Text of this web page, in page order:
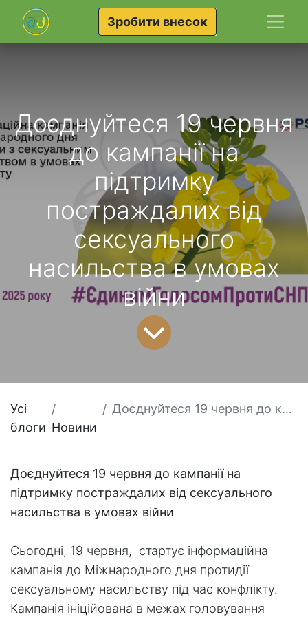
Зробити внесок
Доєднуйтеся 19 червня
до кампанії на
підтримку
постраждалих від
сексуального
насильства в умовах
війни
Усі
блоги Новини
Доєднуйтеся 19 червня до кампанії на підтримку постраждалих від сексуального насильства в умовах війни
Доєднуйтеся 19 червня до кампанії на
підтримку постраждалих від сексуального
насильства в умовах війни
Сьогодні, 19 червня, стартує інформаційна
кампанія до Міжнародного дня протидії
сексуальному насильству під час конфлікту.
Кампанія ініційована в межах головування